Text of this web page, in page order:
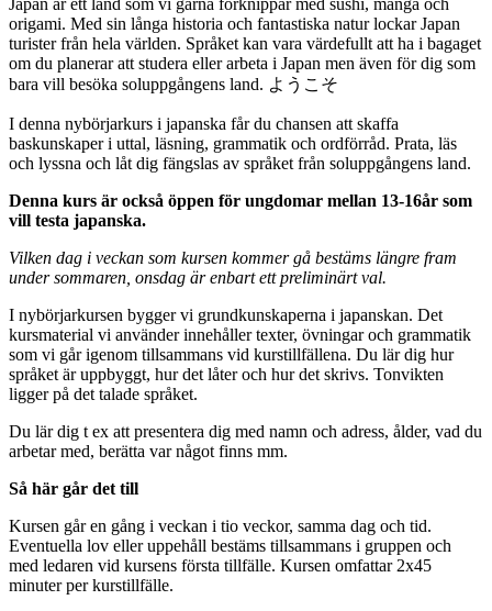
origami. Med sin långa historia och fantastiska natur lockar Japan
turister från hela världen. Språket kan vara värdefullt att ha i bagaget
om du planerar att studera eller arbeta i Japan men även för dig som
bara vill besöka soluppgångens land. ようこそ
I denna nybörjarkurs i japanska får du chansen att skaffa
baskunskaper i uttal, läsning, grammatik och ordförråd. Prata, läs
och lyssna och låt dig fängslas av språket från soluppgångens land.
Denna kurs är också öppen för ungdomar mellan 13-16år som
vill testa japanska.
Vilken dag i veckan som kursen kommer gå bestäms längre fram
under sommaren, onsdag är enbart ett preliminärt val.
I nybörjarkursen bygger vi grundkunskaperna i japanskan. Det
kursmaterial vi använder innehåller texter, övningar och grammatik
som vi går igenom tillsammans vid kurstillfällena. Du lär dig hur
språket är uppbyggt, hur det låter och hur det skrivs. Tonvikten
ligger på det talade språket.
Du lär dig t ex att presentera dig med namn och adress, ålder, vad du
arbetar med, berätta var något finns mm.
Så här går det till
Kursen går en gång i veckan i tio veckor, samma dag och tid.
Eventuella lov eller uppehåll bestäms tillsammans i gruppen och
med ledaren vid kursens första tillfälle. Kursen omfattar 2x45
minuter per kurstillfälle.